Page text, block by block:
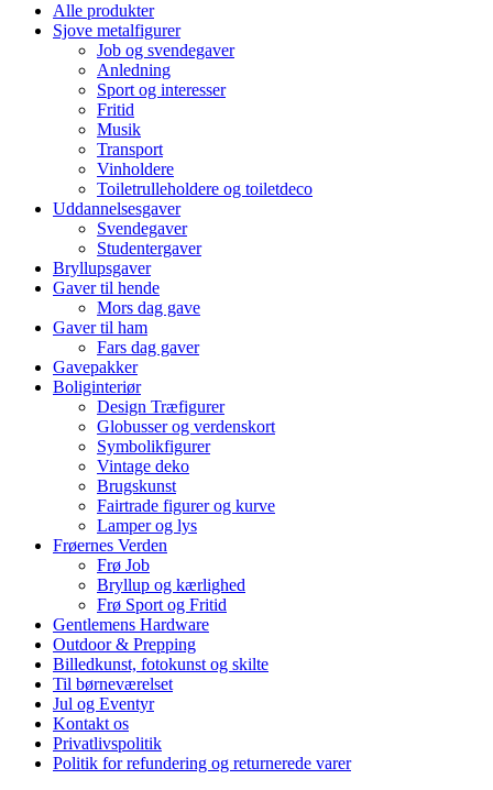
Alle produkter
Sjove metalfigurer
Job og svendegaver
Anledning
Sport og interesser
Fritid
Musik
Transport
Vinholdere
Toiletrulleholdere og toiletdeco
Uddannelsesgaver
Svendegaver
Studentergaver
Bryllupsgaver
Gaver til hende
Mors dag gave
Gaver til ham
Fars dag gaver
Gavepakker
Boliginteriør
Design Træfigurer
Globusser og verdenskort
Symbolikfigurer
Vintage deko
Brugskunst
Fairtrade figurer og kurve
Lamper og lys
Frøernes Verden
Frø Job
Bryllup og kærlighed
Frø Sport og Fritid
Gentlemens Hardware
Outdoor & Prepping
Billedkunst, fotokunst og skilte
Til børneværelset
Jul og Eventyr
Kontakt os
Privatlivspolitik
Politik for refundering og returnerede varer